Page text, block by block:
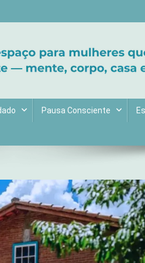
Pausa Consciente